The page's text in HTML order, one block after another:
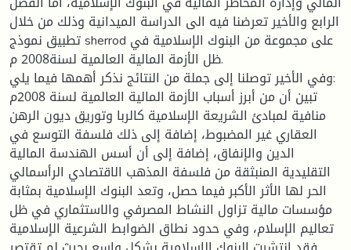
الرابع والأخير تعرضنا فيه الى الدراسة الميدانية وذلك من خلال
تطبيق نموذج sherrod على مجموعة من البنوك الإسلامية في
ظل الأزمة المالية العالمية لسنة2008 م.
وفي الأخير توصلنا إلى جملة من النتائج نذكر أهمها فيما يلي:
تبين أن من أبرز أسباب الأزمة المالية العالمية لسنة 2008م
منافية لمبادئ الشريعة الإسلامية كالربا وتوريق ديون الرهن
العقاري غير المضبوط، إضافة إلى ذلك فلسفة التوسع في
الدين والإنفاق، إضافة إلى أن أسس الهندسة المالية
التقليدية المنبثقة من فلسفة المذهب الاقتصادي الرأسمالي
الحر لها الأثر الأكبر فيما حصل، وتعد البنوك الإسلامية بمثابة
مؤسسات مالية تزاول النشاط المصرفي والاستثماري في ظل
تعاليم الإسلام، وفي حدود نطاق الضوابط الشرعية الإسلامية